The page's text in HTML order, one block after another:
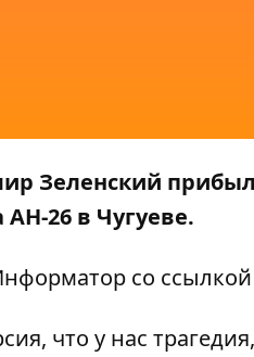
Зеленский
26 в Чугуеве.
со
что у нас